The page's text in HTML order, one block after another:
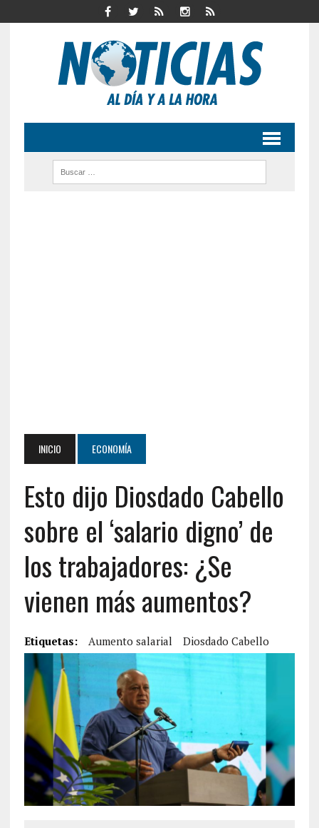
INICIO ECONOMÍA
Esto dijo Diosdado Cabello
sobre el ‘salario digno’ de
los trabajadores: ¿Se
vienen más aumentos?
Etiquetas: Aumento salarial Diosdado Cabello